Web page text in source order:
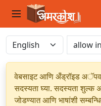
वेबसाइट आणि अँड्रॉइड
सदस्यता घ्या. सदस्यता शुल्क
जोडण्यात आणि भाषांशी